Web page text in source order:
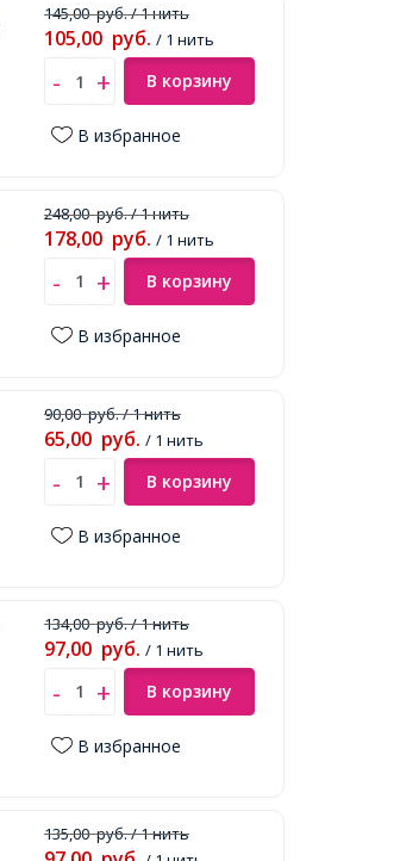
145,00руб./ 1 нить
105,00 руб. / 1 нить
В корзину
В избранное
248,00руб./ 1 нить
178,00 руб. / 1 нить
В корзину
В избранное
90,00руб./ 1 нить
65,00 руб. / 1 нить
В корзину
В избранное
134,00руб./ 1 нить
97,00 руб. / 1 нить
В корзину
В избранное
135,00руб./ 1 нить